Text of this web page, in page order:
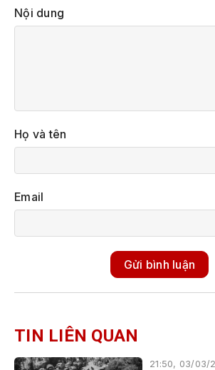
Nội dung
Họ và tên
Email
Gửi bình luận
TIN LIÊN QUAN
21:50, 03/03/